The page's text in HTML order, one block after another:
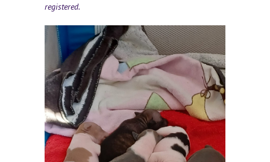
registered.